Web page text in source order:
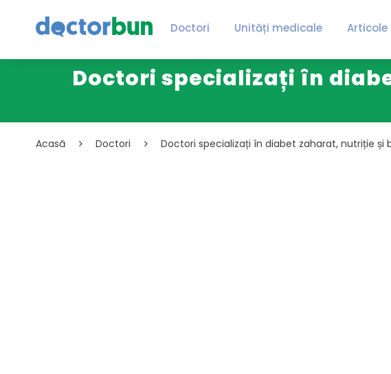
Doctori Unități medicale Articole
Doctori specializați în
Acasă Doctori Doctori specializați în diabet zaharat, nutriție și